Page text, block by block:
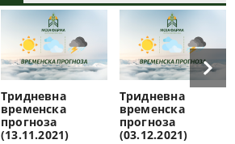
Тридневна
временска
прогноза
(13.11.2021)
Тридневна
временска
прогноза
(03.12.2021)